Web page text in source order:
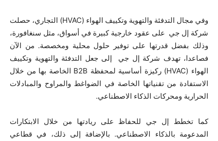
وفي مجال التدفئة والتهوية وتكييف الهواء (HVAC) التجاري، حصلت
شركة إل جي على عقود خارجية كبيرة في أسواق، مثل سنغافورة،
وذلك بفضل قدرتها على توفير حلول محلية ومخصصة. من الآن
فصاعدا، تهدف شركة إل جي إلى جعل التدفئة والتهوية وتكييف
الهواء (HVAC) ركيزة أساسية لمحفظة B2B الخاصة بها من خلال
الاستفادة من تقنياتها الخاصة في الضواغط والمراوح والمبادلات
الحرارية ومحركات الذكاء الاصطناعي.
كما تخطط إل جي للحفاظ على ريادتها من خلال الابتكارات
المدعومة بالذكاء الاصطناعي. بالإضافة إلى ذلك، في قطاعي